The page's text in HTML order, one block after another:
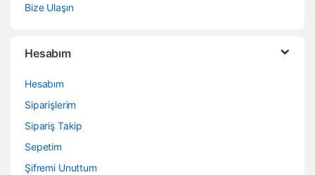
Bize Ulaşın
Hesabım
Hesabım
Siparişlerim
Sipariş Takip
Sepetim
Şifremi Unuttum